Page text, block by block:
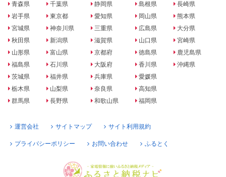
青森県
岩手県
宮城県
秋田県
山形県
福島県
茨城県
栃木県
群馬県
千葉県
東京都
神奈川県
新潟県
富山県
石川県
福井県
山梨県
長野県
静岡県
愛知県
三重県
滋賀県
京都府
大阪府
兵庫県
奈良県
和歌山県
島根県
岡山県
広島県
山口県
徳島県
香川県
愛媛県
高知県
福岡県
長崎県
熊本県
大分県
宮崎県
鹿児島県
沖縄県
運営会社 サイトマップ サイト利用規約
プライバシーポリシー お問い合わせ ふるとく